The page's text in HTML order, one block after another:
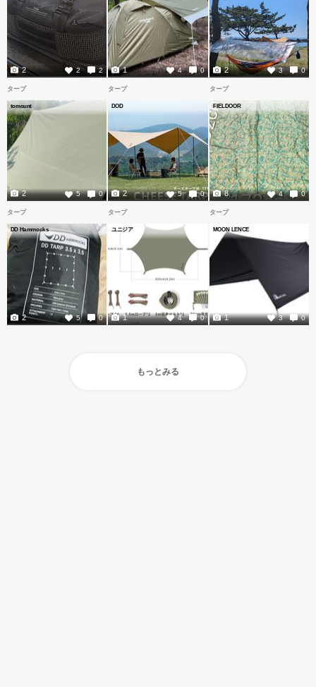
2 2
2 4 0
1 3 0
2
タープ
tomount
5 0
2
タープ
DOD
5 0
2
タープ
FIELDOOR
4 0
8
タープ
DD Hammocks
5 0
2
タープ
ユニジア
4 0
1
タープ
MOON LENCE
3 0
1
もっとみる